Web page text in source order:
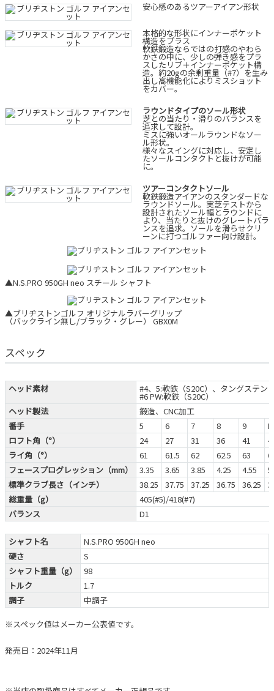
安心感のあるツアーアイアン形状
本格的な形状にインナーポケット
構造をプラス
軟鉄鍛造ならではの打感のやわら
かさの中に、少しの弾き感をプラ
スしたリブ＋インナーポケット構
造。約20gの余剰重量（#7）を生み
出し高機能化によりミスショット
をカバー。
ラウンドタイプのソール形状
芝との当たり・滑りのバランスを
追求して設計。
ミスに強いオールラウンドなソー
ル形状。
様々なスイングに対応し、安定し
たソールコンタクトと抜けが可能
に。
ツアーコンタクトソール
軟鉄鍛造アイアンのスタンダードな
ラウンドソール。実芝テストから
設計されたソール幅とラウンドに
より、当たりと抜けのグレートバラ
ンスを追求。ソールを滑らせクリ
ーンに打つゴルファー向け設計。
▲N.S.PRO 950GH neo スチール シャフト
▲ブリヂストンゴルフ オリジナルラバーグリップ
（バックライン無し/ブラック・グレー） GBX0M
スペック
ヘッド素材 #4、5:軟鉄（S20C）、タングステン
#6 PW:軟鉄（S20C）
ヘッド製法
鍛造、CNC加工
番手
5 6 7 8 9
ロフト角（°）
24 27 31 36 41
ライ角（°）
61 61.5 62 62.5 63
フェースプログレッション（mm）
3.35 3.65 3.85 4.25 4.55
標準クラブ長さ（インチ）
38.25 37.75 37.25 36.75 36.25
総重量（g）
405(#5)/418(#7)
バランス
D1
シャフト名
N.S.PRO 950GH neo
硬さ
S
シャフト重量（g）
98
トルク
1.7
調子
中調子
※スペック値はメーカー公表値です。
発売日：2024年11月